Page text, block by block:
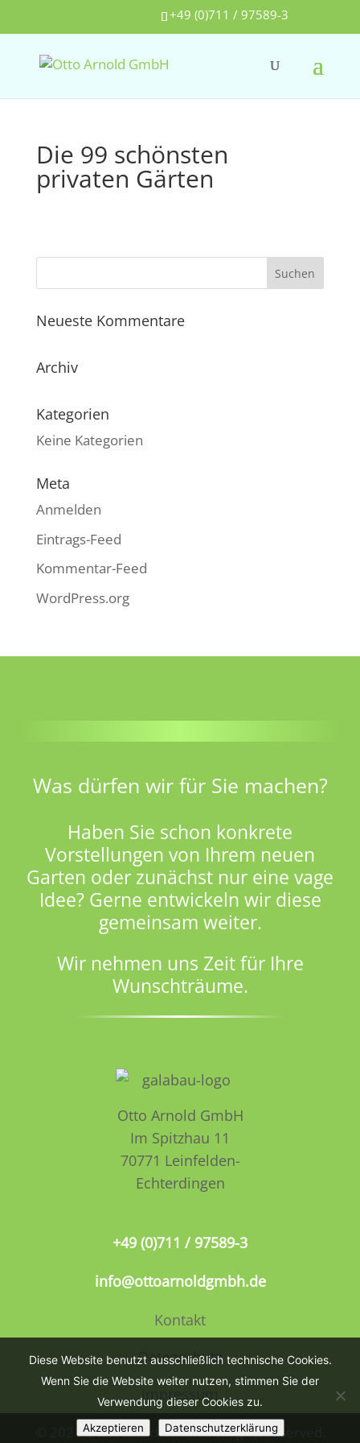
+49 (0)711 / 97589-3
Die 99 schönsten
privaten Gärten
Neueste Kommentare
Archiv
Kategorien
Keine Kategorien
Meta
Anmelden
Eintrags-Feed
Kommentar-Feed
WordPress.org
Was dürfen wir für Sie machen?
Haben Sie schon konkrete
Vorstellungen von Ihrem neuen
Garten oder zunächst nur eine vage
Idee? Gerne entwickeln wir diese
gemeinsam weiter.
Wir nehmen uns Zeit für Ihre
Wunschträume.
Otto Arnold GmbH
Im Spitzhau 11
70771 Leinfelden­­
Echterdingen
+49 (0)711 / 97589-3
info@ottoarnoldgmbh.de
Kontakt
Datenschutz
Impressum
© 2021 Otto Arnold GmbH. All rights reserved.
Diese Website benutzt ausschließlich technische Cookies.
Wenn Sie die Website weiter nutzen, stimmen Sie der
Verwendung dieser Cookies zu.
Akzeptieren Datenschutzerklärung